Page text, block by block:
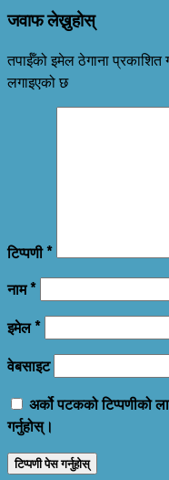
जवाफ लेख्नुहोस्
तपाईँको इमेल ठेगाना प्रकाशित
लगाइएको छ
टिप्पणी*
नाम*
इमेल*
वेबसाइट
अर्को पटकको टिप्पणीको
गर्नुहोस्।